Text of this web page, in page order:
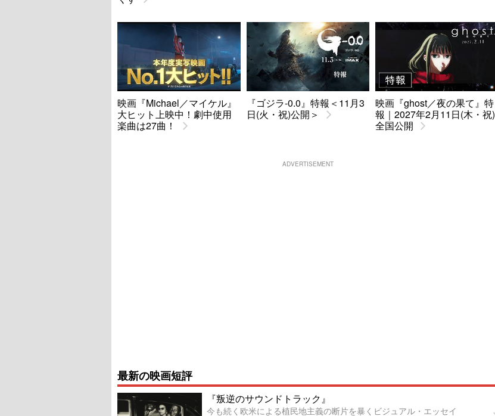
映画『Michael／マイケル』
大ヒット上映中！劇中使用
楽曲は27曲！
『ゴジラ-0.0』特報＜11月3
日(火・祝)公開＞
映画『ghost／夜の果て』特
報｜2027年2月11日(木・祝)
全国公開
ADVERTISEMENT
最新の映画短評
『叛逆のサウンドトラック』
今も続く欧米による植民地主義の断片を暴くビジュアル・エッセイ